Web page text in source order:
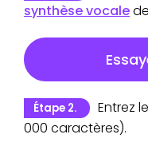
synthèse vocale
Étape 2.
Entrez
000 caractères).